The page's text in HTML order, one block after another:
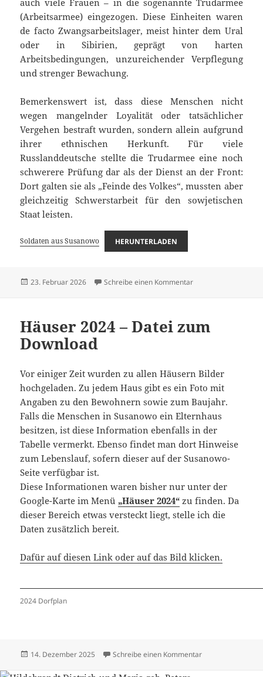
auch viele Frauen – in die sogenannte Trudarmee
(Arbeitsarmee) eingezogen. Diese Einheiten waren
de facto Zwangsarbeitslager, meist hinter dem Ural
oder in Sibirien, geprägt von harten
Arbeitsbedingungen, unzureichender Verpflegung
und strenger Bewachung.
Bemerkenswert ist, dass diese Menschen nicht
wegen mangelnder Loyalität oder tatsächlicher
Vergehen bestraft wurden, sondern allein aufgrund
ihrer ethnischen Herkunft. Für viele
Russlanddeutsche stellte die Trudarmee eine noch
schwerere Prüfung dar als der Dienst an der Front:
Dort galten sie als „Feinde des Volkes“, mussten aber
gleichzeitig Schwerstarbeit für den sowjetischen
Staat leisten.
Soldaten aus Susanowo HERUNTERLADEN
Veröffentlicht
23. Februar 2026 Schreibe einen Kommentarzu Soldaten aus
Häuser 2024 – Datei zum
Download
Vor einiger Zeit wurden zu allen Häusern Bilder
hochgeladen. Zu jedem Haus gibt es ein Foto mit
Angaben zu den Bewohnern sowie zum Baujahr.
Falls die Menschen in Susanowo ein Elternhaus
besitzen, ist diese Information ebenfalls in der
Tabelle vermerkt. Ebenso findet man dort Hinweise
zum Lebenslauf, sofern dieser auf der Susanowo-
Seite verfügbar ist.
Diese Informationen waren bisher nur unter der
Google-Karte im Menü „Häuser 2024“ zu finden. Da
dieser Bereich etwas versteckt liegt, stelle ich die
Daten zusätzlich bereit.
Dafür auf diesen Link oder auf das Bild klicken.
2024 Dorfplan
Veröffentlicht
14. Dezember 2025 Schreibe einen Kommentarzu Häuser 2024 –